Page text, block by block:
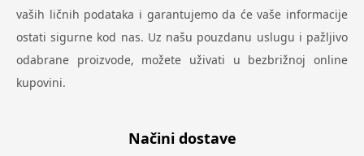
vaših ličnih podataka i garantujemo da će vaše informacije
ostati sigurne kod nas. Uz našu pouzdanu uslugu i pažljivo
odabrane proizvode, možete uživati u bezbrižnoj online
kupovini.
Načini dostave